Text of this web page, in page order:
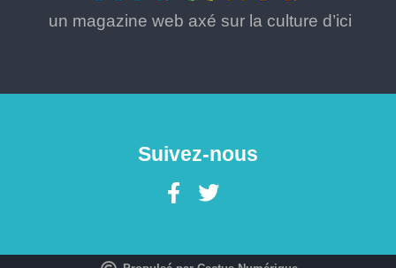
un magazine web axé sur la culture d’ici
Suivez-nous